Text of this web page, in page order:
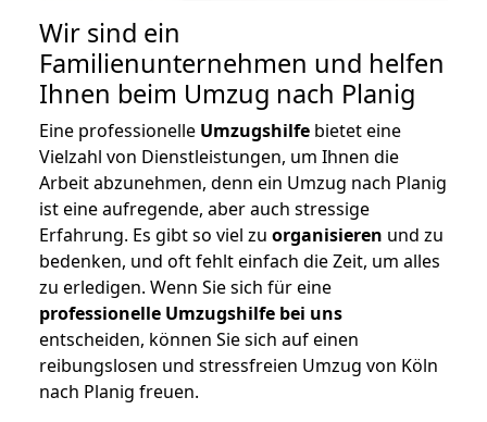
Wir sind ein
Familienunternehmen und helfen
Ihnen beim Umzug nach Planig
Eine professionelle Umzugshilfe bietet eine
Vielzahl von Dienstleistungen, um Ihnen die
Arbeit abzunehmen, denn ein Umzug nach Planig
ist eine aufregende, aber auch stressige
Erfahrung. Es gibt so viel zu organisieren und zu
bedenken, und oft fehlt einfach die Zeit, um alles
zu erledigen. Wenn Sie sich für eine
professionelle Umzugshilfe bei uns
entscheiden, können Sie sich auf einen
reibungslosen und stressfreien Umzug von Köln
nach Planig freuen.